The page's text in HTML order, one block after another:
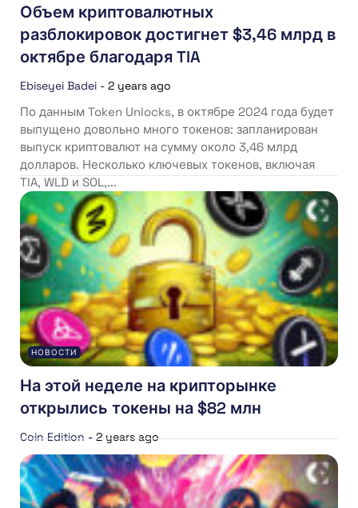
Объем криптовалютных
разблокировок достигнет $3,46 млрд в
октябре благодаря TIA
Ebiseyei Badei - 2 years ago
По данным Token Unlocks, в октябре 2024 года будет
выпущено довольно много токенов: запланирован
выпуск криптовалют на сумму около 3,46 млрд
долларов. Несколько ключевых токенов, включая
TIA, WLD и SOL,...
НОВОСТИ
На этой неделе на крипторынке
открылись токены на $82 млн
Coin Edition - 2 years ago